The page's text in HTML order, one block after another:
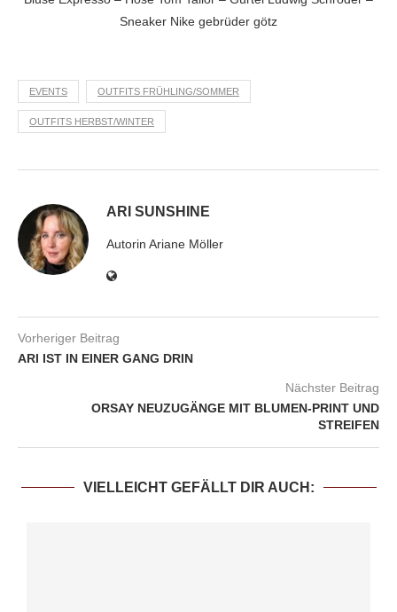
Sneaker Nike gebrüder götz
EVENTS OUTFITS FRÜHLING/SOMMER
OUTFITS HERBST/WINTER
ARI SUNSHINE
Autorin Ariane Möller
Vorheriger Beitrag
ARI IST IN EINER GANG DRIN
Nächster Beitrag
ORSAY NEUZUGÄNGE MIT BLUMEN-PRINT UND
STREIFEN
VIELLEICHT GEFÄLLT DIR AUCH: